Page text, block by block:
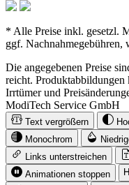
* Alle Preise inkl. gesetzl.
ggf. Nachnahmegebühren,
Die angegebenen Preise
reicht.
Irrtümer und
ModiTech Service GmbH
Text vergrößern
Monochrom
Links unterstreichen
Animationen stoppen